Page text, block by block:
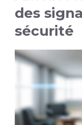
des
sécurité